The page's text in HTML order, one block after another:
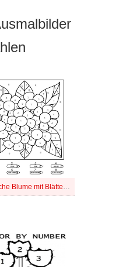
Einfache Blume mit Blättern zum Ausmalen nach Zahlen